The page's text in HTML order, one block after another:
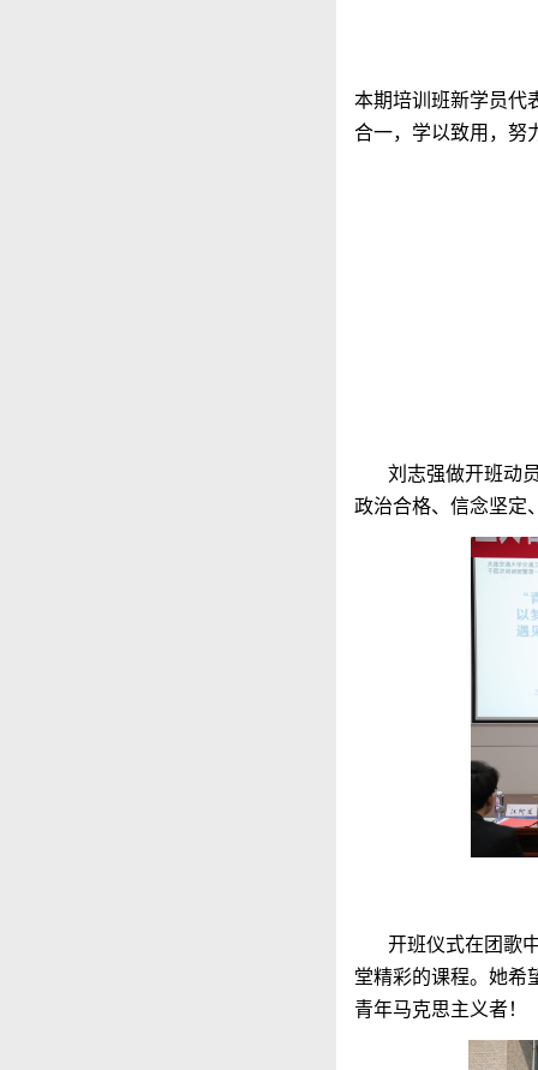
本期培训班新学员代
合一，学以致用，努
刘志强做开班动
政治合格、信念坚定
开班仪式在团歌
堂精彩的课程。她希
青年马克思主义者！